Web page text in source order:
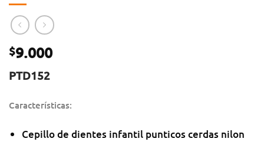
$9.000
PTD152
Características:
Cepillo de dientes infantil punticos cerdas nilon